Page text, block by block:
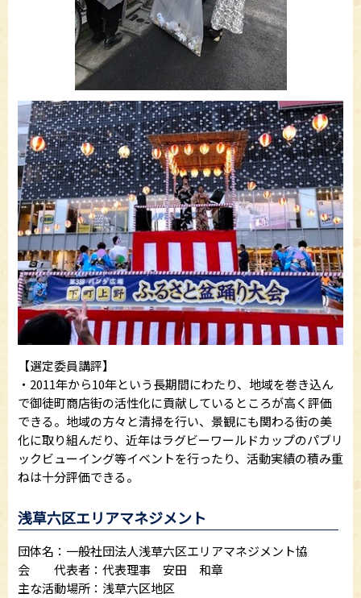
【選定委員講評】
・2011年から10年という長期間にわたり、地域を巻き込ん
で御徒町商店街の活性化に貢献しているところが高く評価
できる。地域の方々と清掃を行い、景観にも関わる街の美
化に取り組んだり、近年はラグビーワールドカップのパブリ
ックビューイング等イベントを行ったり、活動実績の積み重
ねは十分評価できる。
浅草六区エリアマネジメント
団体名：一般社団法人浅草六区エリアマネジメント協
会 代表者：代表理事 安田 和章
主な活動場所：浅草六区地区